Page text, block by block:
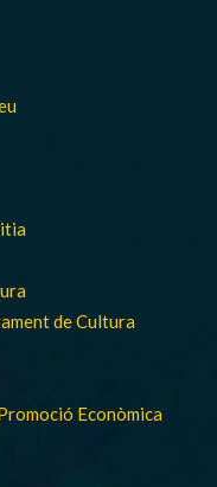
de Cultura
Econòmica